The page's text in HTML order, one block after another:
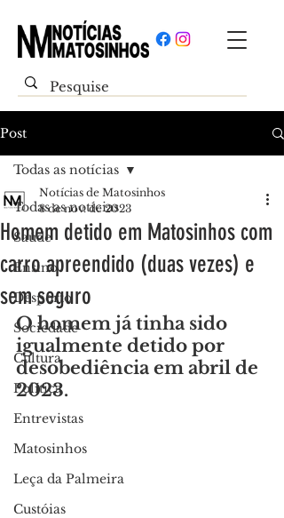
Post
Todas as notícias
Saúde
Ensino
Desporto
Sociedade
Cultura
Política
Entrevistas
Matosinhos
Leça da Palmeira
Custóias
Todas as notícias
Homem detido em Matosinhos com
carro apreendido (duas vezes) e
sem seguro
Notícias de Matosinhos
8 de nov. de 2023
O homem já tinha sido
igualmente detido por
desobediência em abril de
2023.